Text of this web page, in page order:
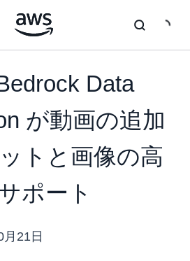
Data
が動画の追加
トと画像の高
ポート
21日